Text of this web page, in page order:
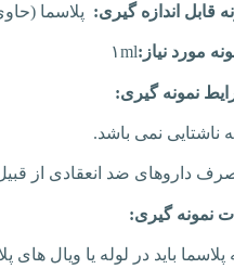
قابل اندازه گیری: پلاسما
مورد نیاز:۱ml
نمونه گیری:
ناشتایی نمی باشد.
داروهای ضد انعقادی از
نمونه گیری:
پلاسما باید در لوله یا ویال